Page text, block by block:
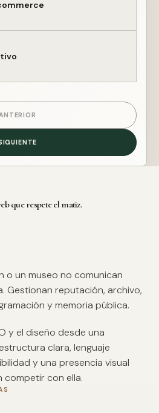
que respete el matiz.
o un museo no comunican
Gestionan reputación, archivo,
y memoria pública.
y el diseño desde una
clara, lenguaje
y una presencia visual
competir con ella.